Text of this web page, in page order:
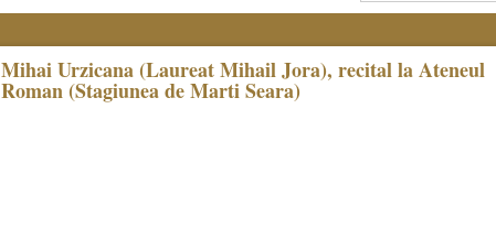
Mihai Urzicana (Laureat Mihail Jora), recital la Ateneul
Roman (Stagiunea de Marti Seara)